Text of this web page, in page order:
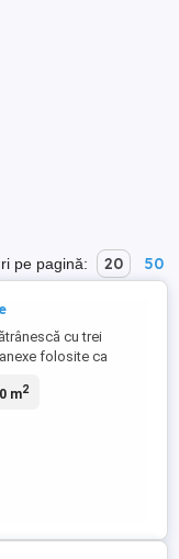
pe pagină: 20 50
cu trei
folosite ca
m2. Strada asfaltată
m2